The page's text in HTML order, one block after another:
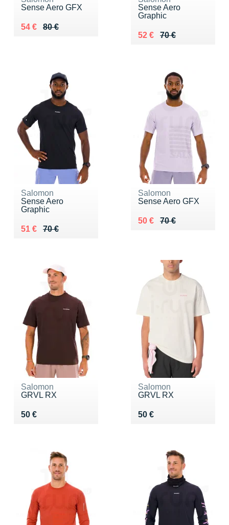
Sense Aero GFX
80 €
Au lieu de 80 €
54 €
Vendu 54 €
Sense Aero
Graphic
70 €
Au lieu de 70 €
52 €
Vendu 52 €
Salomon
Sense Aero
Graphic
70 €
Au lieu de 70 €
51 €
Vendu 51 €
Salomon
Sense Aero GFX
70 €
Au lieu de 70 €
50 €
Vendu 50 €
Salomon
GRVL RX
50 €
Vendu 50 €
Salomon
GRVL RX
50 €
Vendu 50 €